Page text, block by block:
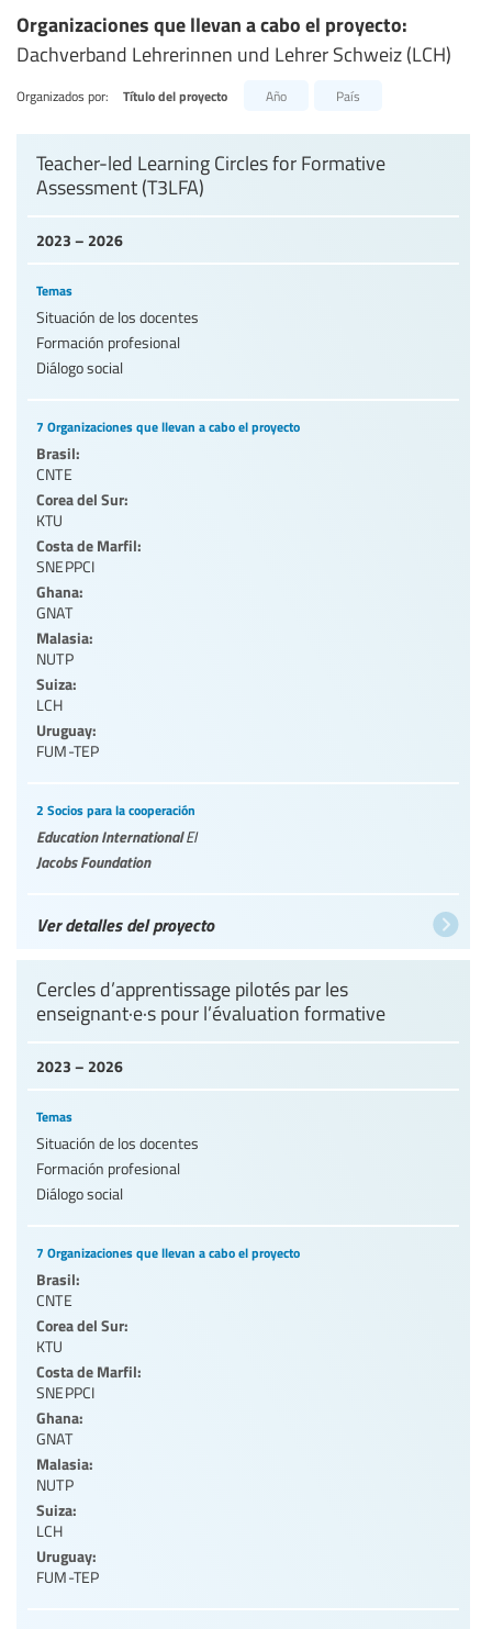
Organizaciones que llevan a cabo el proyecto:
Dachverband Lehrerinnen und Lehrer Schweiz (LCH)
Organizados por: Título del proyecto Año País
2023 – 2026
Teacher-led Learning Circles for Formative
Assessment (T3LFA)
Temas
Situación de los docentes
Formación profesional
Diálogo social
7 Organizaciones que llevan a cabo el proyecto
Brasil:
CNTE
Corea del Sur:
KTU
Costa de Marfil:
SNEPPCI
Ghana:
GNAT
Malasia:
NUTP
Suiza:
LCH
Uruguay:
FUM-TEP
2 Socios para la cooperación
Education InternationalEI
Jacobs Foundation
Ver detalles del proyecto
2023 – 2026
Cercles d’apprentissage pilotés par les
enseignant·e·s pour l’évaluation formative
Temas
Situación de los docentes
Formación profesional
Diálogo social
7 Organizaciones que llevan a cabo el proyecto
Brasil:
CNTE
Corea del Sur:
KTU
Costa de Marfil:
SNEPPCI
Ghana:
GNAT
Malasia:
NUTP
Suiza:
LCH
Uruguay:
FUM-TEP